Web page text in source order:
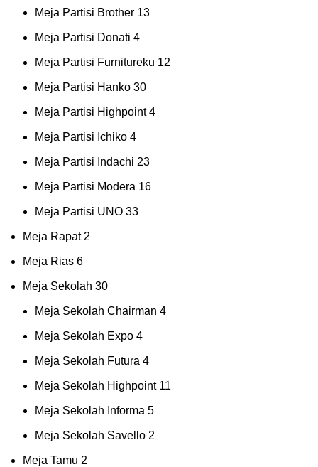
Meja Partisi Brother 13
Meja Partisi Donati 4
Meja Partisi Furnitureku 12
Meja Partisi Hanko 30
Meja Partisi Highpoint 4
Meja Partisi Ichiko 4
Meja Partisi Indachi 23
Meja Partisi Modera 16
Meja Partisi UNO 33
Meja Rapat 2
Meja Rias 6
Meja Sekolah 30
Meja Sekolah Chairman 4
Meja Sekolah Expo 4
Meja Sekolah Futura 4
Meja Sekolah Highpoint 11
Meja Sekolah Informa 5
Meja Sekolah Savello 2
Meja Tamu 2